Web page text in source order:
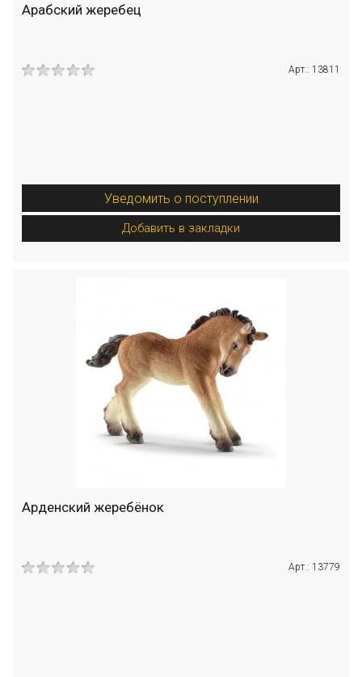
Арабский жеребец
Арт.: 13811
Уведомить о поступлении
Добавить в закладки
Арденский жеребёнок
Арт.: 13779